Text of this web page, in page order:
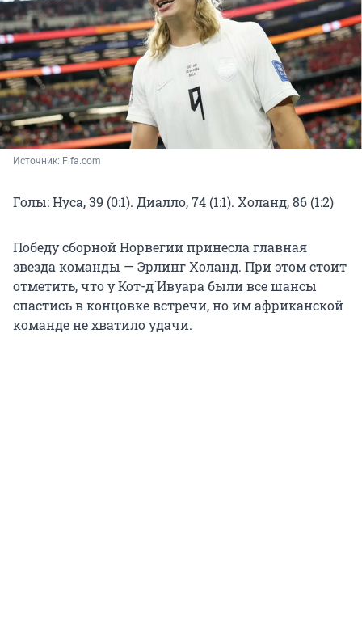
Источник: Fifa.com
Голы: Нуса, 39 (0:1). Диалло, 74 (1:1). Холанд, 86 (1:2)
Победу сборной Норвегии принесла главная
звезда команды — Эрлинг Холанд. При этом стоит
отметить, что у Кот-д`Ивуара были все шансы
спастись в концовке встречи, но им африканской
команде не хватило удачи.